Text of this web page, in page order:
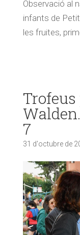
Observació al
infants de Petit
les fruites,
7
31 d'octubre de